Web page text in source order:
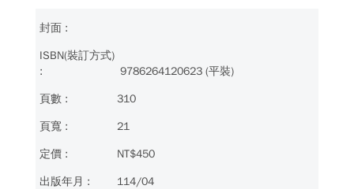
9786264120623 (平裝)
310
21
NT$450
114/04